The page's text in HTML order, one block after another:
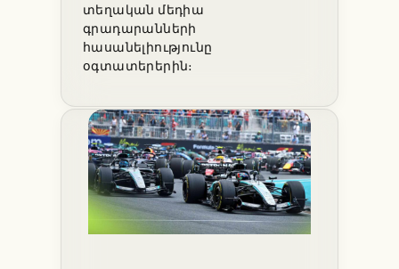
տեղական մեդիա
գրադարանների
հասանելիությունը
օգտատերերին։